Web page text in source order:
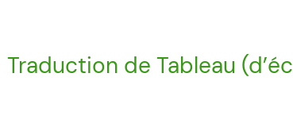
Traduction de Tableau